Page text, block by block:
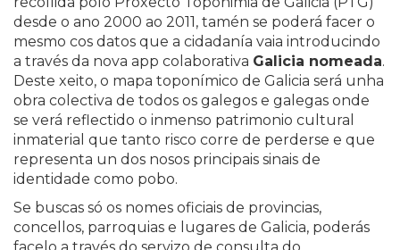
desde o ano 2000 ao 2011, tamén se poderá facer o
mesmo cos datos que a cidadanía vaia introducindo
a través da nova app colaborativa Galicia nomeada.
Deste xeito, o mapa toponímico de Galicia será unha
obra colectiva de todos os galegos e galegas onde
se verá reflectido o inmenso patrimonio cultural
inmaterial que tanto risco corre de perderse e que
representa un dos nosos principais sinais de
identidade como pobo.
Se buscas só os nomes oficiais de provincias,
concellos, parroquias e lugares de Galicia, poderás